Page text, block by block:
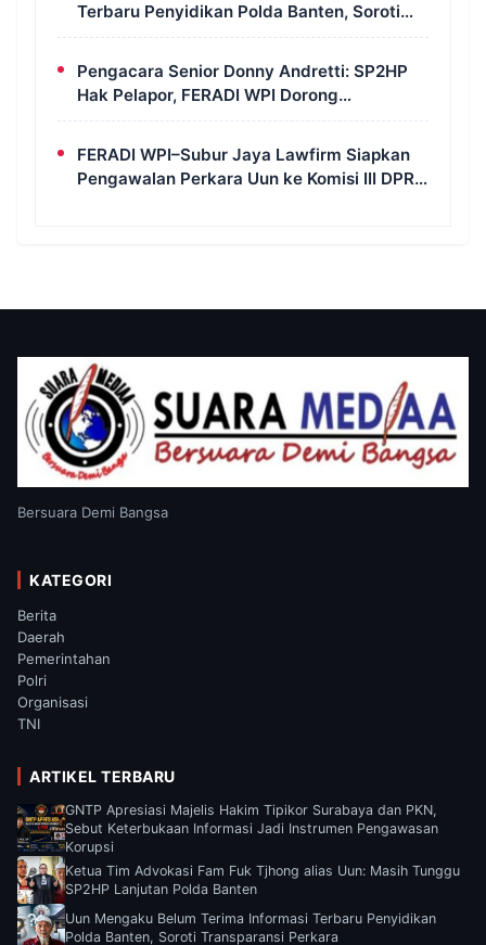
Terbaru Penyidikan Polda Banten, Soroti
Transparansi Perkara
Pengacara Senior Donny Andretti: SP2HP
Hak Pelapor, FERADI WPI Dorong
Transparansi Perkara Uun
FERADI WPI–Subur Jaya Lawfirm Siapkan
Pengawalan Perkara Uun ke Komisi III DPR
Bersuara Demi Bangsa
KATEGORI
Berita
Daerah
Pemerintahan
Polri
Organisasi
TNI
ARTIKEL TERBARU
GNTP Apresiasi Majelis Hakim Tipikor Surabaya dan PKN,
Sebut Keterbukaan Informasi Jadi Instrumen Pengawasan
Korupsi
Ketua Tim Advokasi Fam Fuk Tjhong alias Uun: Masih Tunggu
SP2HP Lanjutan Polda Banten
Uun Mengaku Belum Terima Informasi Terbaru Penyidikan
Polda Banten, Soroti Transparansi Perkara